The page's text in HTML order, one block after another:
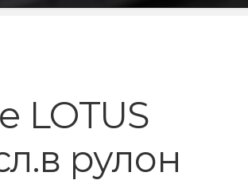
LOTUS
рулон